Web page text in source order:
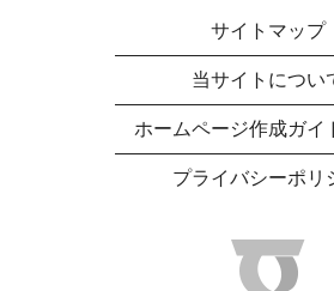
サイトマップ
当サイトについ
ホームページ作成ガイ
プライバシーポリ